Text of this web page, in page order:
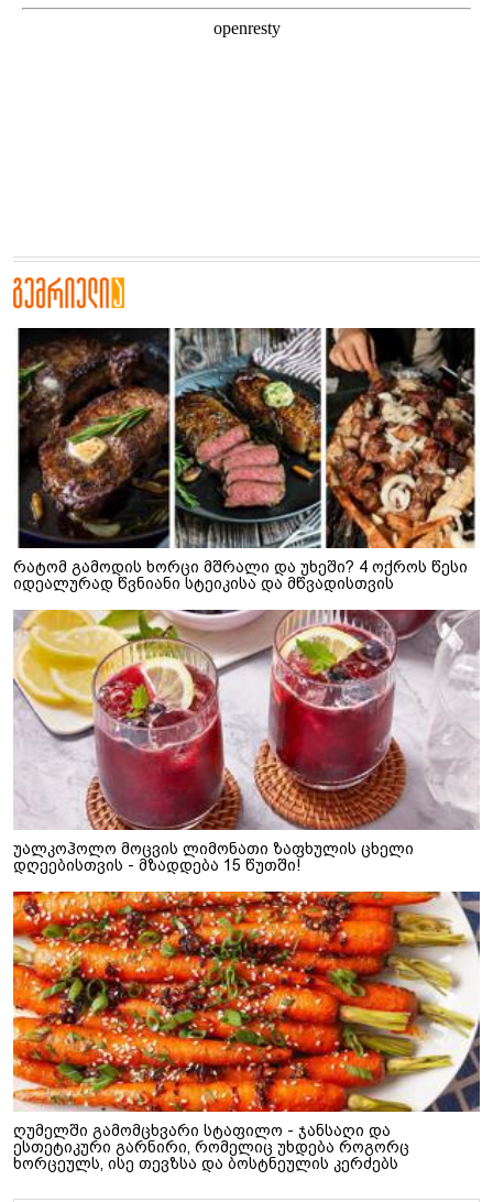
რატომ გამოდის ხორცი მშრალი და უხეში? 4 ოქროს წესი
იდეალურად წვნიანი სტეიკისა და მწვადისთვის
უალკოჰოლო მოცვის ლიმონათი ზაფხულის ცხელი
დღეებისთვის - მზადდება 15 წუთში!
ღუმელში გამომცხვარი სტაფილო - ჯანსაღი და
ესთეტიკური გარნირი, რომელიც უხდება როგორც
ხორცეულს, ისე თევზსა და ბოსტნეულის კერძებს